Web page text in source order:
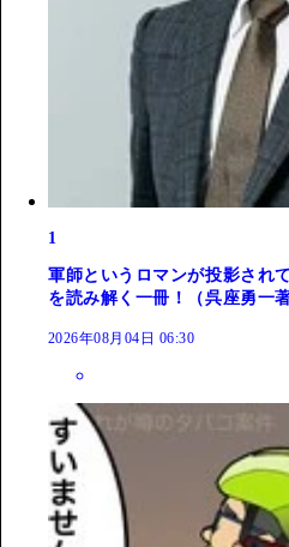
1
軍師というロマンが投影され
を読み解く一冊！（呉座勇一
2026年08月04日 06:30